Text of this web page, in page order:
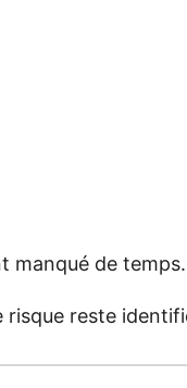
manqué de temps.
risque reste